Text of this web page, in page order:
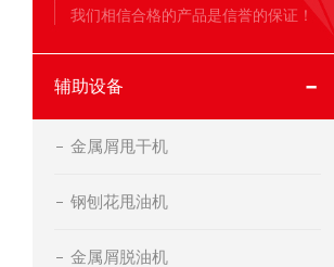
我们相信合格的产品是信誉的保证！
辅助设备
金属屑甩干机
钢刨花甩油机
金属屑脱油机